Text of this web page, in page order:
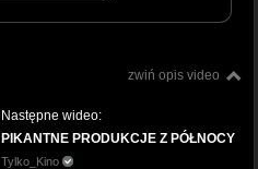
zwiń opis video
Następne wideo:
PIKANTNE PRODUKCJE Z PÓŁNOCY
Tylko_Kino